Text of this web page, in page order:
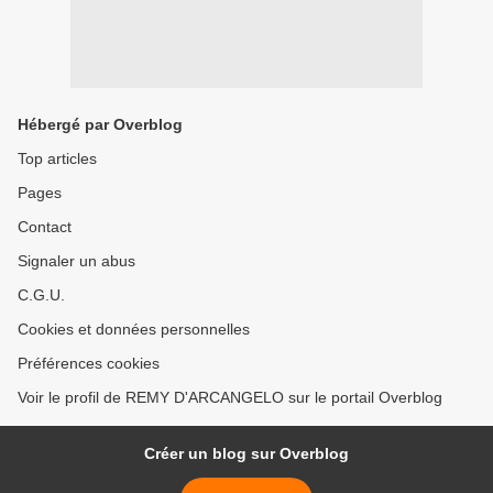
Hébergé par Overblog
Top articles
Pages
Contact
Signaler un abus
C.G.U.
Cookies et données personnelles
Préférences cookies
Voir le profil de REMY D'ARCANGELO sur le portail Overblog
Créer un blog sur Overblog